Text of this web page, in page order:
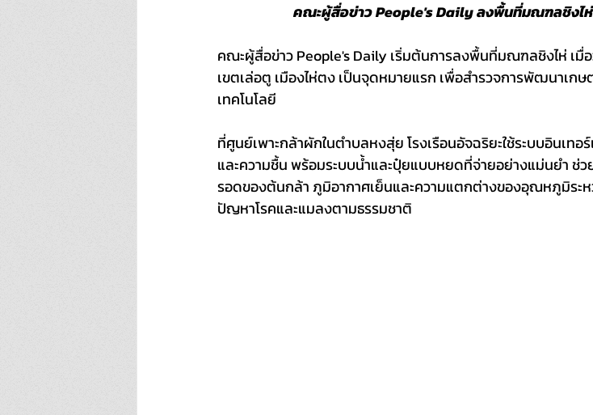
คณะผู้สื่อข่าว People's Daily ลงพื้นที่มณฑลชิงไ
คณะผู้สื่อข่าว People's Daily เริ่มต้นการลงพื้นที่มณฑลชิงไห่ เมื่
เขตเล่อตู เมืองไห่ตง เป็นจุดหมายแรก เพื่อสำรวจการพัฒนาเก
เทคโนโลยี
ที่ศูนย์เพาะกล้าผักในตำบลหงสุ่ย โรงเรือนอัจฉริยะใช้ระบบอินเ
และความชื้น พร้อมระบบน้ำและปุ๋ยแบบหยดที่จ่ายอย่างแม่นยำ ช่
รอดของต้นกล้า ภูมิอากาศเย็นและความแตกต่างของอุณหภูมิระ
ปัญหาโรคและแมลงตามธรรมชาติ